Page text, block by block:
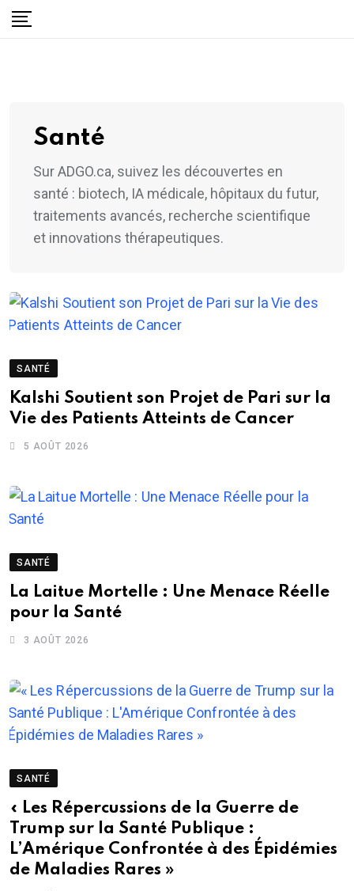
Skip
Santé
Sur ADGO.ca, suivez les découvertes en
santé : biotech, IA médicale, hôpitaux du futur,
traitements avancés, recherche scientifique
et innovations thérapeutiques.
SANTÉ
Kalshi Soutient son Projet de Pari sur la
Vie des Patients Atteints de Cancer
5 AOÛT 2026
SANTÉ
La Laitue Mortelle : Une Menace Réelle
pour la Santé
3 AOÛT 2026
SANTÉ
« Les Répercussions de la Guerre de
Trump sur la Santé Publique :
L’Amérique Confrontée à des Épidémies
de Maladies Rares »